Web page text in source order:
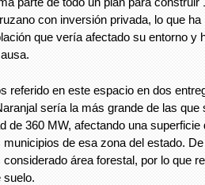
con inversión privada, lo que ha
que vería afectado su entorno y
referido en este espacio en dos
sería la más grande de las que
de 360 MW, afectando una superficie
de esa zona del estado.
área forestal, por lo que
suelo.